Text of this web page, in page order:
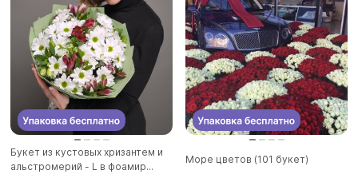
Букет из кустовых хризантем и
альстромерий - L в фоамир...
Море цветов (101 букет)